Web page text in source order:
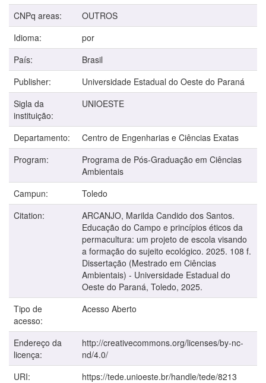
CNPq areas:
OUTROS
Idioma:
por
País:
Brasil
Publisher:
Universidade Estadual do Oeste do Paraná
Sigla da
instituição:
UNIOESTE
Departamento:
Centro de Engenharias e Ciências Exatas
Program:
Programa de Pós-Graduação em Ciências
Ambientais
Campun:
Toledo
Citation:
ARCANJO, Marilda Candido dos Santos.
Educação do Campo e princípios éticos da
permacultura: um projeto de escola visando
a formação do sujeito ecológico. 2025. 108 f.
Dissertação (Mestrado em Ciências
Ambientais) - Universidade Estadual do
Oeste do Paraná, Toledo, 2025.
Tipo de
acesso:
Acesso Aberto
Endereço da
licença:
http://creativecommons.org/licenses/by-nc-
nd/4.0/
URI:
https://tede.unioeste.br/handle/tede/8213